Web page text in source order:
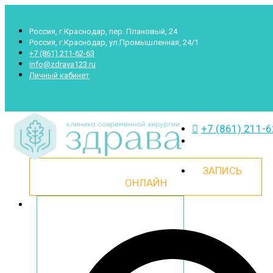
Россия, г.Краснодар, пер. Плановый, 24
Россия, г.Краснодар, ул.Промышленная, 24/1
+7 (861) 211-62-63
info@zdrava123.ru
Личный кабинет
+7 (861) 211-
ЗАПИСЬ
ОНЛАЙН